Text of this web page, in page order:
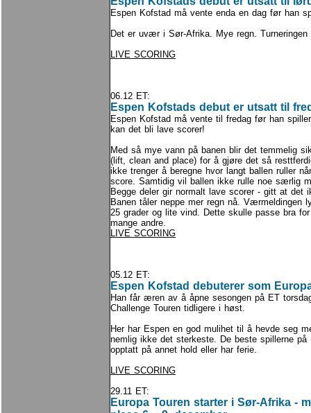
Espen Kofstad må vente enda en dag før han
Det er uvær i Sør-Afrika. Mye regn. Turneringen
LIVE SCORING
06.12 ET:
Espen Kofstads debut er utsatt til
Espen Kofstad må vente til fredag før han
kan det bli lave scorer!
Med så mye vann på banen blir det temmelig
(lift, clean and place) for å gjøre det så
ikke trenger å beregne hvor langt ballen ruller
score. Samtidig vil ballen ikke rulle noe særlig
Begge deler gir normalt lave scorer - gitt at det
Banen tåler neppe mer regn nå. Værmeldingen
25 grader og lite vind. Dette skulle passe bra
mange andre.
LIVE SCORING
05.12 ET:
Espen Kofstad debuterer som
Han får æren av å åpne sesongen på ET
Challenge Touren tidligere i høst.
Her har Espen en god mulihet til å hevde seg
nemlig ikke det sterkeste. De beste spillerne
opptatt på annet hold eller har ferie.
LIVE SCORING
29.11 ET:
Europa Touren starter i Sør-Afrika -